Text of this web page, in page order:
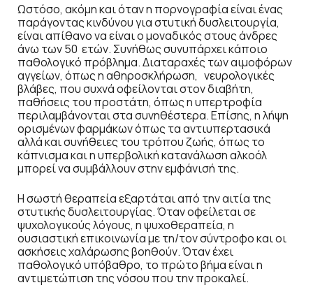
Ωστόσο, ακόμη και όταν η πορνογραφία είναι ένας
παράγοντας κινδύνου για στυτική δυσλειτουργία,
είναι απίθανο να είναι ο μοναδικός στους άνδρες
άνω των 50 ετών. Συνήθως συνυπάρχει κάποιο
παθολογικό πρόβλημα. Διαταραχές των αιμοφόρων
αγγείων, όπως η αθηροσκλήρωση, νευρολογικές
βλάβες, που συχνά οφείλονται στον διαβήτη,
παθήσεις του προστάτη, όπως η υπερτροφία
περιλαμβάνονται στα συνηθέστερα. Επίσης, η λήψη
ορισμένων φαρμάκων όπως τα αντιυπερτασικά
αλλά και συνήθειες του τρόπου ζωής, όπως το
κάπνισμα και η υπερβολική κατανάλωση αλκοόλ
μπορεί να συμβάλλουν στην εμφάνισή της.
Η σωστή θεραπεία εξαρτάται από την αιτία της
στυτικής δυσλειτουργίας. Όταν οφείλεται σε
ψυχολογικούς λόγους, η ψυχοθεραπεία, η
ουσιαστική επικοινωνία με τη/τον σύντροφο και οι
ασκήσεις χαλάρωσης βοηθούν. Όταν έχει
παθολογικό υπόβαθρο, το πρώτο βήμα είναι η
αντιμετώπιση της νόσου που την προκαλεί.